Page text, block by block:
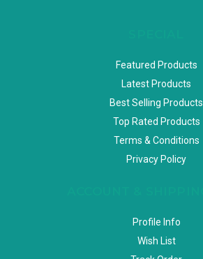
Featured Products
Latest Products
Best Selling Products
Top Rated Products
Terms & Conditions
Privacy Policy
Profile Info
Wish List